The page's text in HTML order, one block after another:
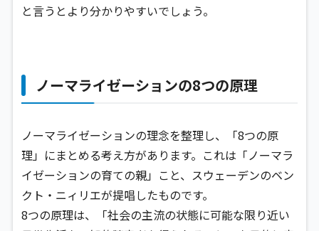
と言うとより分かりやすいでしょう。
ノーマライゼーションの8つの原理
ノーマライゼーションの理念を整理し、「8つの原
理」にまとめる考え方があります。これは「ノーマラ
イゼーションの育ての親」こと、スウェーデンのベン
クト・ニィリエが提唱したものです。
8つの原理は、「社会の主流の状態に可能な限り近い